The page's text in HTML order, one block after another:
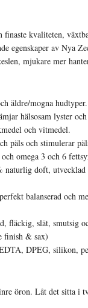
kvaliteten,
egenskaper av
mjukare mer
äldre/mogna hudtyper.
hälsosam lyster
och vitmedel.
päls och stimulerar
omega 3 och 6
naturlig doft,
balanserad och
fläckig, slät, smutsig
finish & sax)
DPEG, silikon,
öron. Låt det sitta